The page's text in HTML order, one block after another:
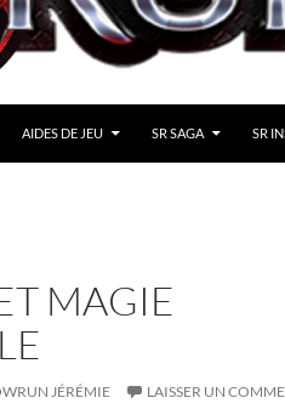
AIDES DE JEU SR SAGA SR
MAGIE
JÉRÉMIE LAISSER UN